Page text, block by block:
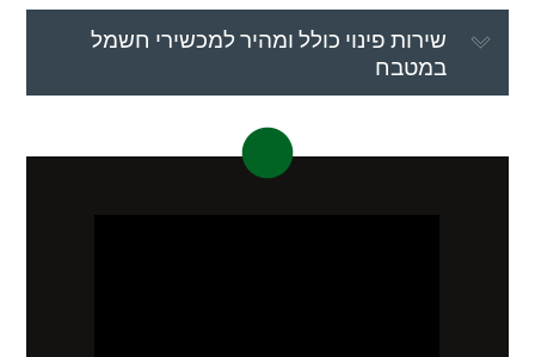
שירות פינוי כולל ומהיר למכשירי חשמל
במטבח